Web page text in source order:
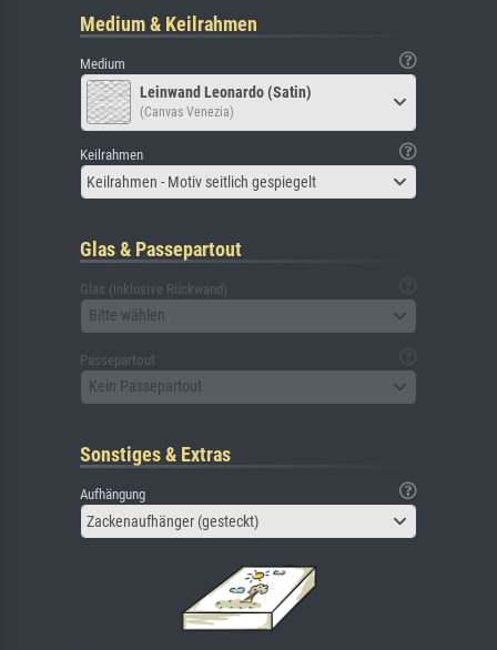
Medium & Keilrahmen
Medium
Leinwand Leonardo (Satin)
(Canvas Venezia)
Keilrahmen
Keilrahmen - Motiv seitlich gespiegelt
Glas & Passepartout
Glas (inklusive Rückwand)
Bitte wählen
Passepartout
Kein Passepartout
Sonstiges & Extras
Aufhängung
Zackenaufhänger (gesteckt)